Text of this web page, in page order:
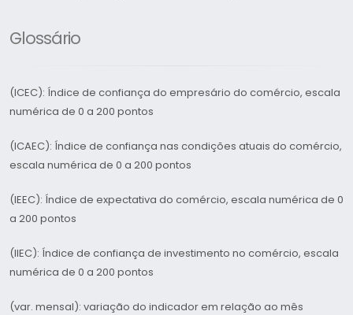
Glossário
(ICEC): Índice de confiança do empresário do comércio, escala
numérica de 0 a 200 pontos
(ICAEC): Índice de confiança nas condições atuais do comércio,
escala numérica de 0 a 200 pontos
(IEEC): Índice de expectativa do comércio, escala numérica de 0
a 200 pontos
(IIEC): Índice de confiança de investimento no comércio, escala
numérica de 0 a 200 pontos
(var. mensal): variação do indicador em relação ao mês